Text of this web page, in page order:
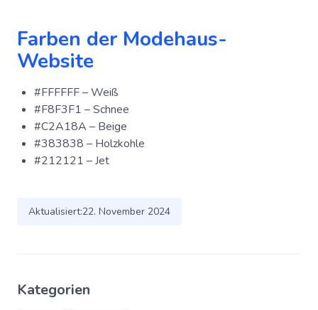
Farben der Modehaus-
Website
#FFFFFF – Weiß
#F8F3F1 – Schnee
#C2A18A – Beige
#383838 – Holzkohle
#212121 – Jet
Aktualisiert:22. November 2024
Kategorien